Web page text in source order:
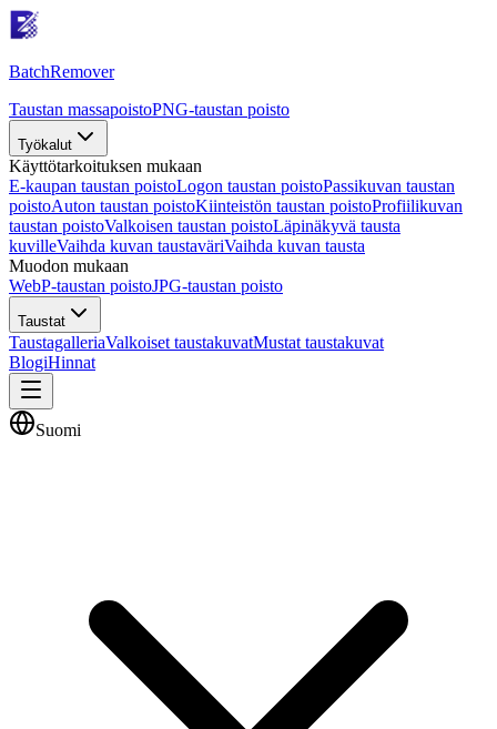
BatchRemover
Taustan massapoistoPNG-taustan poisto
Työkalut
Käyttötarkoituksen mukaan
E-kaupan taustan poistoLogon taustan poistoPassikuvan taustan
poistoAuton taustan poistoKiinteistön taustan poistoProfiilikuvan
taustan poistoValkoisen taustan poistoLäpinäkyvä tausta
kuvilleVaihda kuvan taustaväriVaihda kuvan tausta
Muodon mukaan
WebP-taustan poistoJPG-taustan poisto
Taustat
TaustagalleriaValkoiset taustakuvatMustat taustakuvat
BlogiHinnat
Suomi